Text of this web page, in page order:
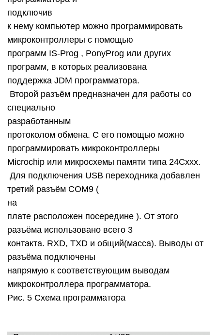
подключив
к нему компьютер можно программировать
микроконтроллеры с помощью
программ IS-Prog , PonyProg или других
программ, в которых реализована
поддержка JDM программатора.
Второй разъём предназначен для работы со
специально
разработанным
протоколом обмена. С его помощью можно
программировать микроконтроллеры
Microchip или микросхемы памяти типа 24Cxxx.
Для подключения USB переходника добавлен
третий разъём COM9 (
на
плате расположен посередине ). От этого
разъёма использовано всего 3
контакта. RXD, TXD и общий(масса). Выводы от
разъёма подключены
напрямую к соответствующим выводам
микроконтроллера программатора.
Рис. 5 Схема программатора